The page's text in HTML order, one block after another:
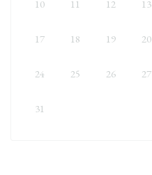
10 11 12 13
17 18 19 20
24 25 26 27
31